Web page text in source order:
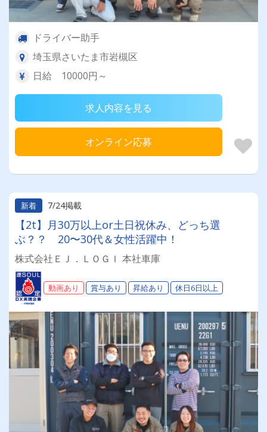
ドライバー助手
埼玉県さいたま市岩槻区
日給 10000円～
求人内容を見る
オンライン応募
新着 7/24掲載
【2t】月30万以上or土日祝休み、どっち選
ぶ？？ 20〜30代＆女性活躍中！
株式会社ＥＪ．ＬＯＧＩ 本社車庫
動画あり 賞与あり 昇給あり 休日6日以上